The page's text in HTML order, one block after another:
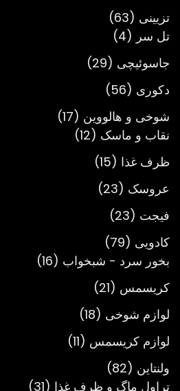
تزیینی 63
63
محصول
تل سر 4
4
محصول
جاسوئیچی 29
29
دکوری 56
56
محصول
شوخی و هالووین 17
17
نقاب و ماسک 12
12
ظرف غذا 15
15
محصول
عروسک 23
23
فیجت 23
23
محصول
کادویی 79
79
محصول
بخور سرد - شبخواب 16
16
کریسمس 21
21
محصول
لوازم شوخی 18
18
محصول
لوازم کریسمس 11
11
ولنتاین 82
82
محصول
تراول ماگ و ظرف غذا 31
31